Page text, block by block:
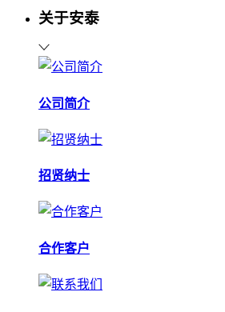
关于安泰
公司简介
招贤纳士
合作客户